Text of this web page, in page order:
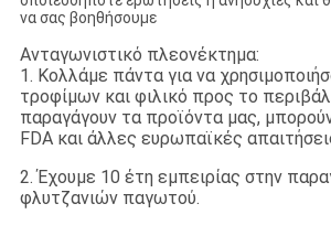
να σας βοηθήσουμε
Ανταγωνιστικό πλεονέκτημα:
1. Κολλάμε πάντα για να
τροφίμων και φιλικό προς το
παραγάγουν τα προϊόντα μας,
FDA και άλλες ευρωπαϊκές
2. Έχουμε 10 έτη εμπειρίας στην
φλυτζανιών παγωτού.